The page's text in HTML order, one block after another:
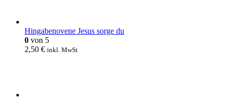
Hingabenovene Jesus sorge du
0 von 5
2,50 € inkl. MwSt